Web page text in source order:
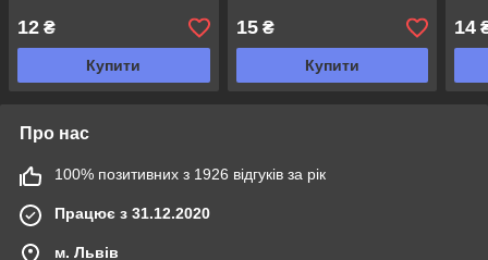
12 ₴
Купити
15₴
Купити
14
Про нас
100% позитивних з 1926 відгуків за рік
Працює з 31.12.2020
м. Львів